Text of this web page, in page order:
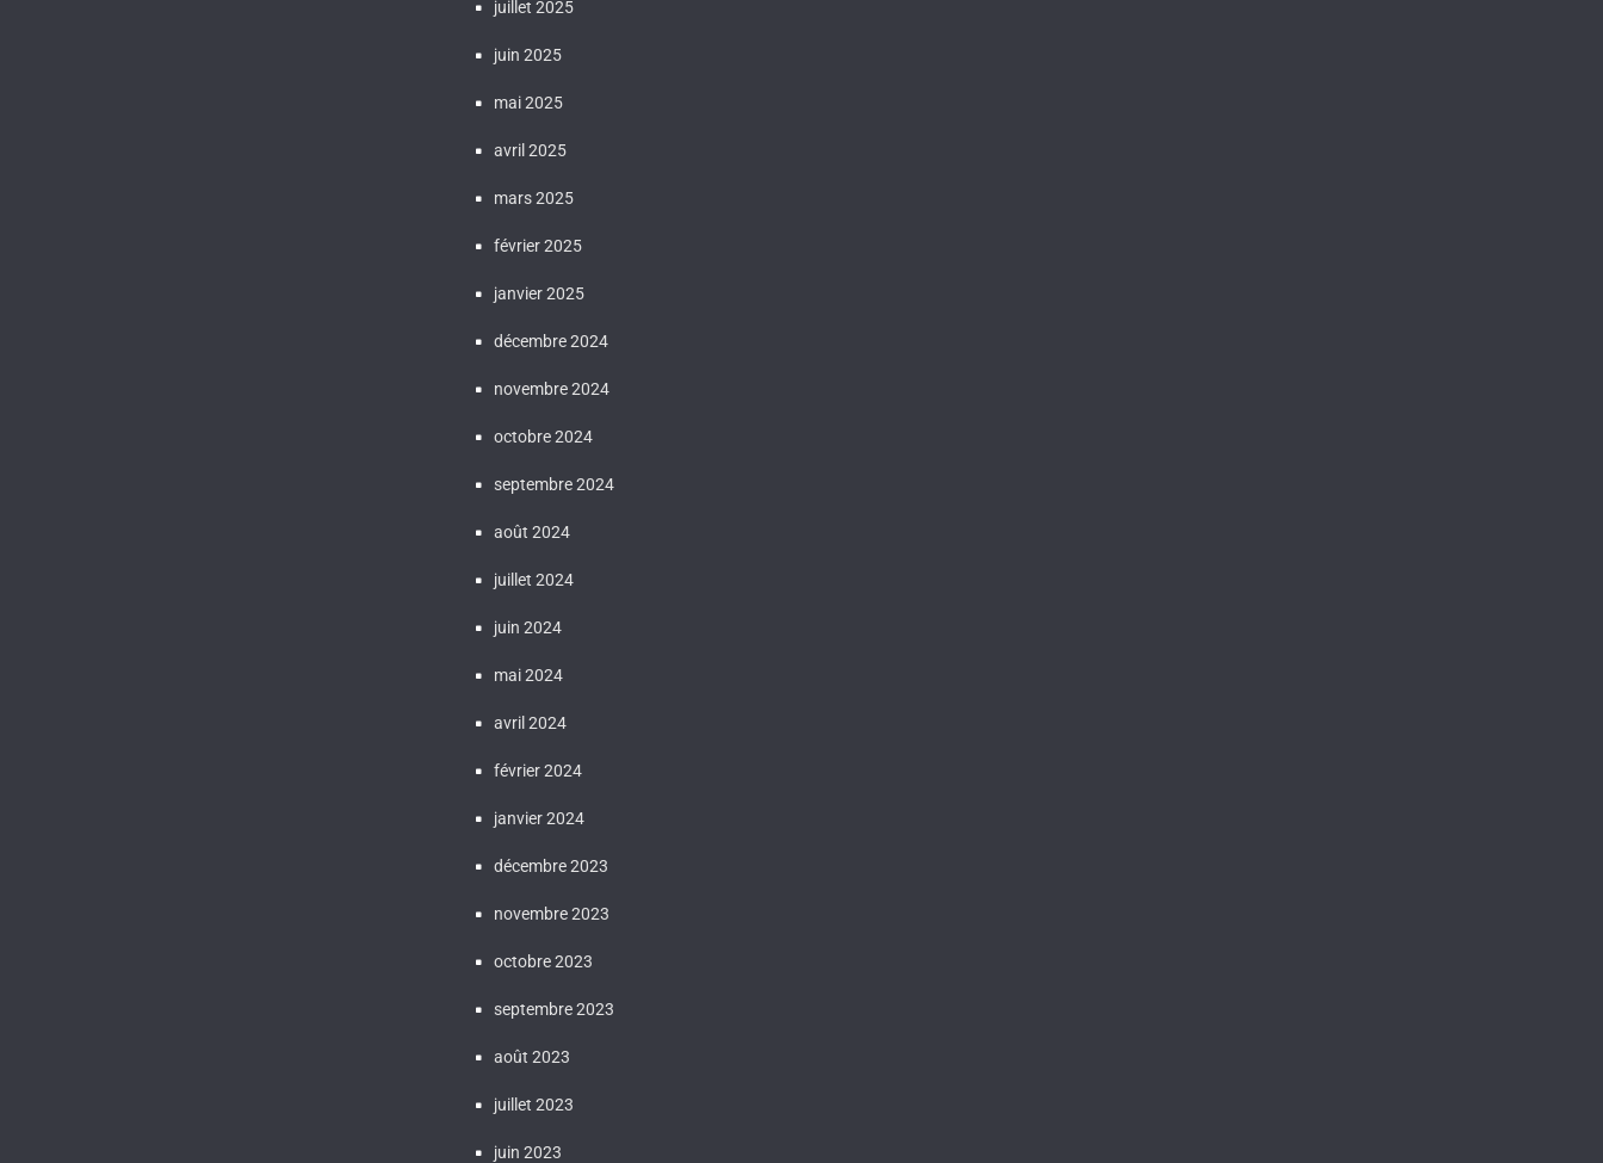
juillet 2025
juin 2025
mai 2025
avril 2025
mars 2025
février 2025
janvier 2025
décembre 2024
novembre 2024
octobre 2024
septembre 2024
août 2024
juillet 2024
juin 2024
mai 2024
avril 2024
février 2024
janvier 2024
décembre 2023
novembre 2023
octobre 2023
septembre 2023
août 2023
juillet 2023
juin 2023